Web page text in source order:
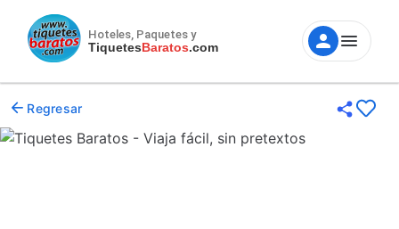
Hoteles, Paquetes y
TiquetesBaratos.com
Regresar